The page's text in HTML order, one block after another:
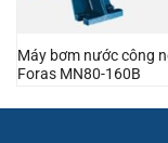
Máy bơm nước công
Foras MN80-160B